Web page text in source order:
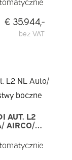
€ 35.944,-
bez VAT
AUT. L2
AIRCO/